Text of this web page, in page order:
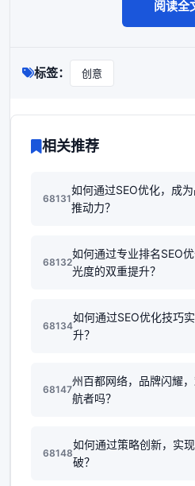
阅读全
标签： 创意
相关推荐
68131
如何通过SEO优化，成
推动力？
68132
如何通过专业排名SEO
光度的双重提升？
68134
如何通过SEO优化技巧
升？
68147
州百都网络，品牌闪耀
航者吗？
68148
如何通过策略创新，实
破？